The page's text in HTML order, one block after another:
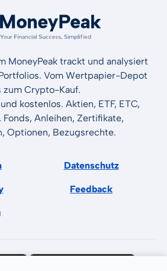
MoneyPeak trackt und analysiert
Vom Wertpapier-Depot
zum Crypto-Kauf.
kostenlos. Aktien, ETF, ETC,
Fonds, Anleihen, Zertifikate,
Optionen, Bezugsrechte.
Datenschutz
Feedback